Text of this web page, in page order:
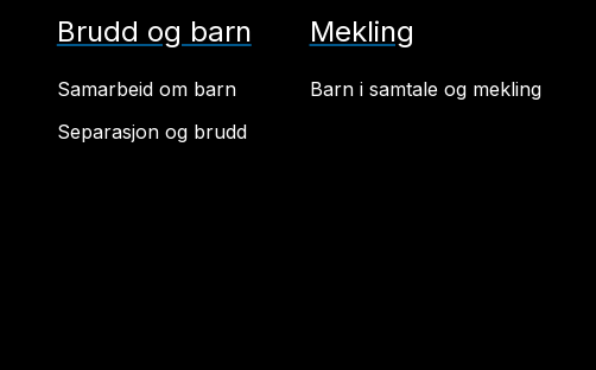
Brudd og barn
Samarbeid om barn
Separasjon og brudd
Mekling
Barn i samtale og mekling